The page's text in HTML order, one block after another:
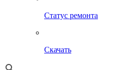
Статус ремонта
Скачать